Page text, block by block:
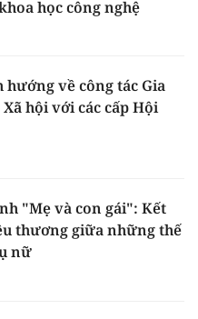
học công nghệ
hướng về công tác Gia
hội với các cấp Hội
"Mẹ và con gái": Kết
thương giữa những thế
nữ